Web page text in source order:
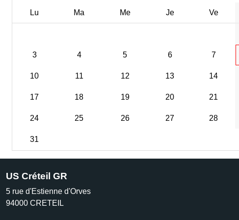
Lu Ma Me Je Ve
3 4 5 6 7
10 11 12 13 14
17 18 19 20 21
24 25 26 27 28
31
US Créteil GR
5 rue d'Estienne d'Orves
94000 CRETEIL